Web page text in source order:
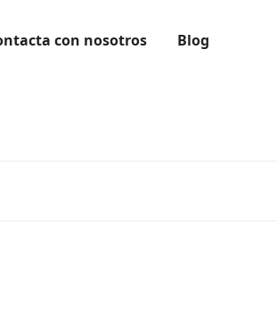
con nosotros Blog